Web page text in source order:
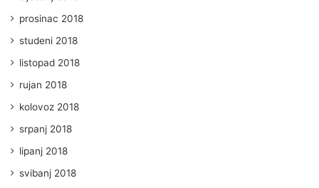
prosinac 2018
studeni 2018
listopad 2018
rujan 2018
kolovoz 2018
srpanj 2018
lipanj 2018
svibanj 2018